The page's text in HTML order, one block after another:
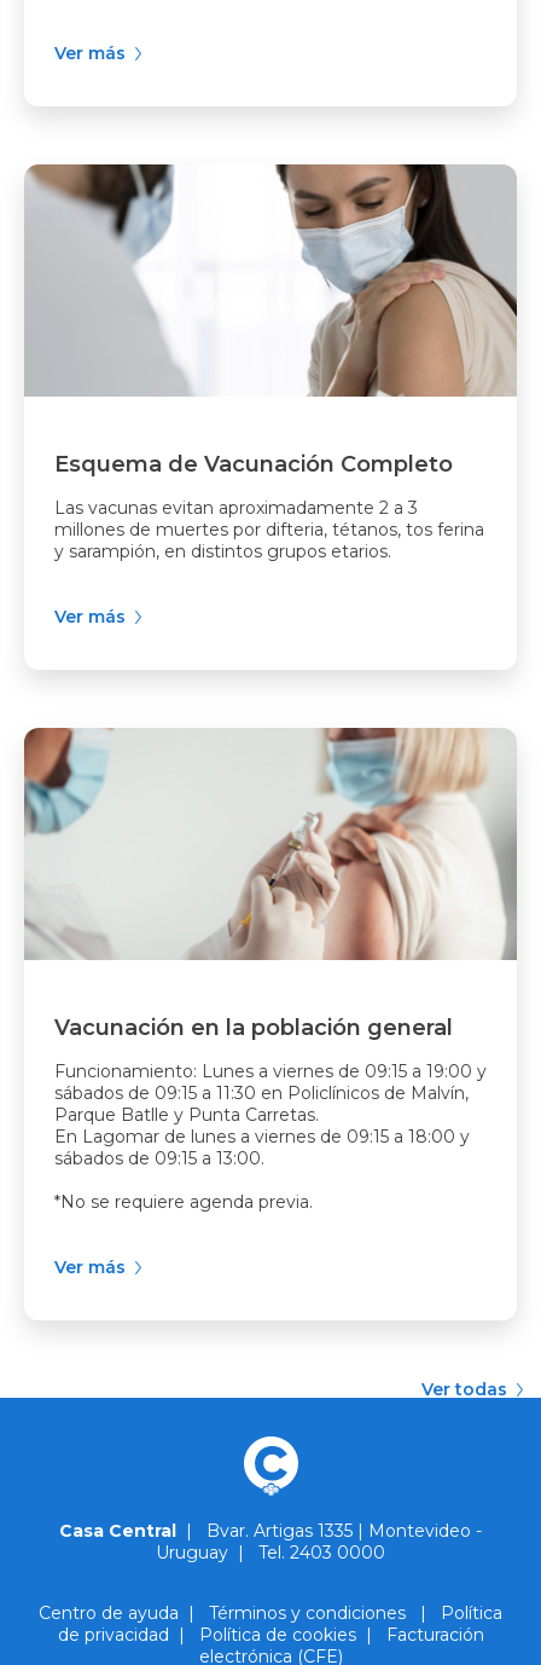
Ver más
Esquema de Vacunación Completo
Las vacunas evitan aproximadamente 2 a 3
millones de muertes por difteria, tétanos, tos ferina
y sarampión, en distintos grupos etarios.
Ver más
Vacunación en la población general
Funcionamiento: Lunes a viernes de 09:15 a 19:00 y
sábados de 09:15 a 11:30 en Policlínicos de Malvín,
Parque Batlle y Punta Carretas.
En Lagomar de lunes a viernes de 09:15 a 18:00 y
sábados de 09:15 a 13:00.
*No se requiere agenda previa.
Ver más
Ver todas
Casa Central |
Bvar. Artigas 1335 | Montevideo -
Uruguay | Tel. 2403 0000
Centro de ayuda | Términos y condiciones |
Política
de privacidad | Política de cookies|
Facturación
electrónica (CFE)